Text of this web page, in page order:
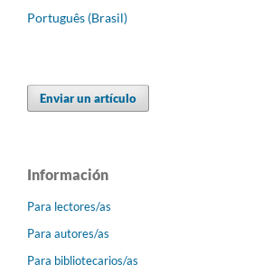
Português (Brasil)
Enviar un artículo
Información
Para lectores/as
Para autores/as
Para bibliotecarios/as